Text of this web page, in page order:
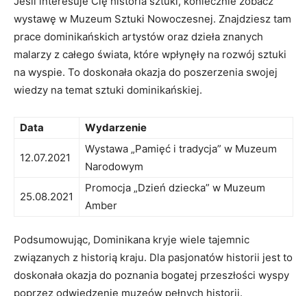
wystawę w Muzeum Sztuki Nowoczesnej. Znajdziesz​ tam
⁣prace dominikańskich artystów ​oraz dzieła ⁣znanych
malarzy ​z całego świata, które wpłynęły na rozwój sztuki
na wyspie. To ‌doskonała okazja⁣ do poszerzenia swojej
wiedzy‍ na⁢ temat ‌sztuki dominikańskiej.
Data Wydarzenie
12.07.2021
Wystawa „Pamięć i tradycja” w Muzeum​
Narodowym
25.08.2021
Promocja „Dzień dziecka” w Muzeum
Amber
Podsumowując, Dominikana kryje‌ wiele tajemnic
związanych z historią kraju. ⁣Dla pasjonatów​ historii ⁤jest to
doskonała​ okazja do⁣ poznania ⁢bogatej‍ przeszłości wyspy
poprzez ​odwiedzenie ‍muzeów⁣ pełnych historii.